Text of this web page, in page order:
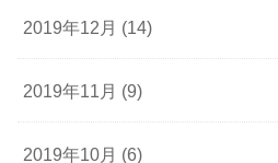
2019年12月 (14)
2019年11月 (9)
2019年10月 (6)